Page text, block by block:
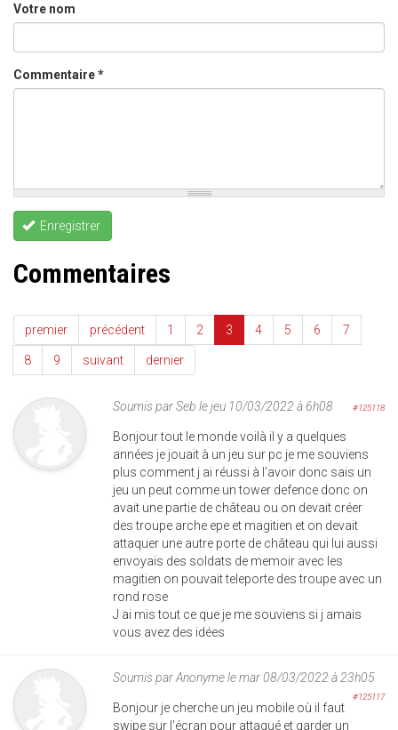
Votre nom
Commentaire*
Enregistrer
Commentaires
premier précédent 1 2 3 4 5 6 7
8 9 suivant dernier
Soumis parSeb le jeu 10/03/2022 à 6h08 #125118
Bonjour tout le monde voilà il y a quelques
années je jouait à un jeu sur pc je me souviens
plus comment j ai réussi à l'avoir donc sais un
jeu un peut comme un tower defence donc on
avait une partie de château ou on devait créer
des troupe arche epe et magitien et on devait
attaquer une autre porte de château qui lui aussi
envoyais des soldats de memoir avec les
magitien on pouvait teleporte des troupe avec un
rond rose
J ai mis tout ce que je me souviens si j amais
vous avez des idées
Soumis parAnonymele mar 08/03/2022 à 23h05
#125117
Bonjour je cherche un jeu mobile où il faut
swipe sur l'écran pour attaqué et garder un